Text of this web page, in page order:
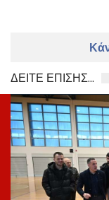
ΔΕΙΤΕ ΕΠΙΣΗΣ...